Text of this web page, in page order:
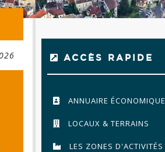
ACCÈS RAPIDE
ANNUAIRE ÉCONOMIQUE
LOCAUX & TERRAINS
LES ZONES D'ACTIVITÉS